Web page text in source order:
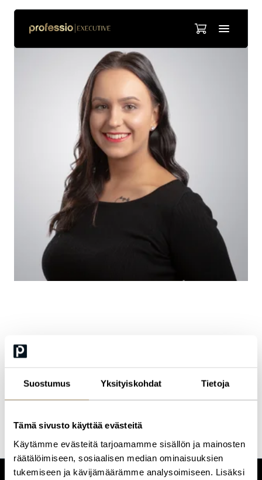
Suostumus Yksityiskohdat Tietoja
Tämä sivusto käyttää evästeitä
Käytämme evästeitä tarjoamamme sisällön ja mainosten
räätälöimiseen, sosiaalisen median ominaisuuksien
tukemiseen ja kävijämäärämme analysoimiseen. Lisäksi
Suojasalmi
Head of Customer Experience